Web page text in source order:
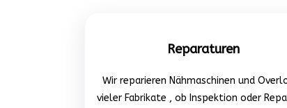
Reparaturen
Wir reparieren Nähmaschinen und
vieler Fabrikate , ob Inspektion oder